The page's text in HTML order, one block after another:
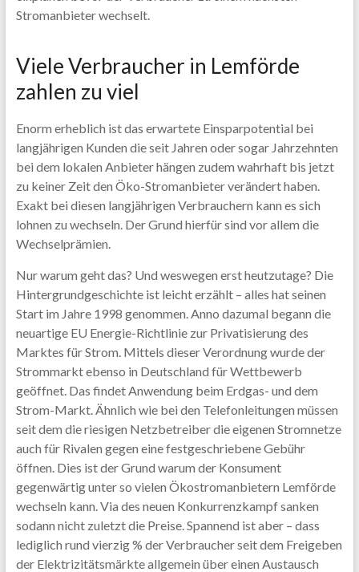
Stromanbieter wechselt.
Viele Verbraucher in Lemförde
zahlen zu viel
Enorm erheblich ist das erwartete Einsparpotential bei
langjährigen Kunden die seit Jahren oder sogar Jahrzehnten
bei dem lokalen Anbieter hängen zudem wahrhaft bis jetzt
zu keiner Zeit den Öko-Stromanbieter verändert haben.
Exakt bei diesen langjährigen Verbrauchern kann es sich
lohnen zu wechseln. Der Grund hierfür sind vor allem die
Wechselprämien.
Nur warum geht das? Und weswegen erst heutzutage? Die
Hintergrundgeschichte ist leicht erzählt – alles hat seinen
Start im Jahre 1998 genommen. Anno dazumal begann die
neuartige EU Energie-Richtlinie zur Privatisierung des
Marktes für Strom. Mittels dieser Verordnung wurde der
Strommarkt ebenso in Deutschland für Wettbewerb
geöffnet. Das findet Anwendung beim Erdgas- und dem
Strom-Markt. Ähnlich wie bei den Telefonleitungen müssen
seit dem die riesigen Netzbetreiber die eigenen Stromnetze
auch für Rivalen gegen eine festgeschriebene Gebühr
öffnen. Dies ist der Grund warum der Konsument
gegenwärtig unter so vielen Ökostromanbietern Lemförde
wechseln kann. Via des neuen Konkurrenzkampf sanken
sodann nicht zuletzt die Preise. Spannend ist aber – dass
lediglich rund vierzig % der Verbraucher seit dem Freigeben
der Elektrizitätsmärkte allgemein über einen Austausch